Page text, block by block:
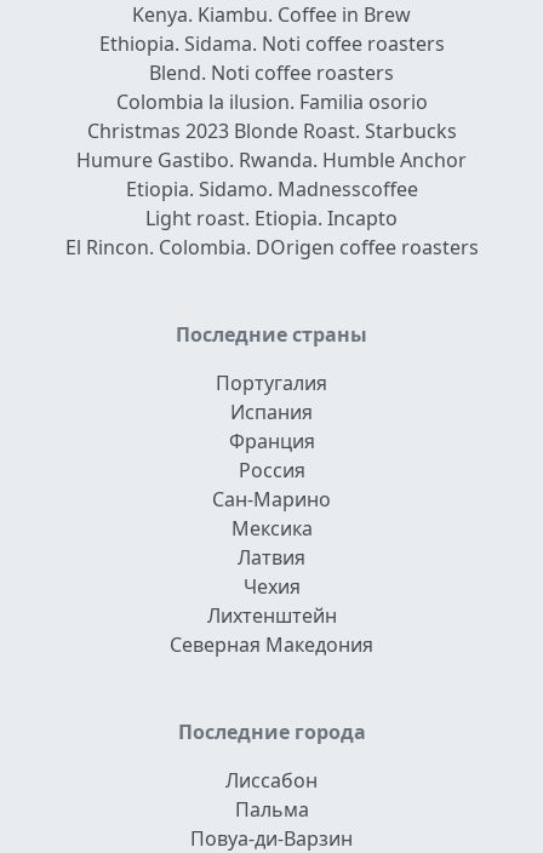
Kenya. Kiambu. Coffee in Brew
Ethiopia. Sidama. Noti coffee roasters
Blend. Noti coffee roasters
Colombia la ilusion. Familia osorio
Christmas 2023 Blonde Roast. Starbucks
Humure Gastibo. Rwanda. Humble Anchor
Etiopia. Sidamo. Madnesscoffee
Light roast. Etiopia. Incapto
El Rincon. Colombia. DOrigen coffee roasters
Последние страны
Португалия
Испания
Франция
Россия
Сан-Марино
Мексика
Латвия
Чехия
Лихтенштейн
Северная Македония
Последние города
Лиссабон
Пальма
Повуа-ди-Варзин